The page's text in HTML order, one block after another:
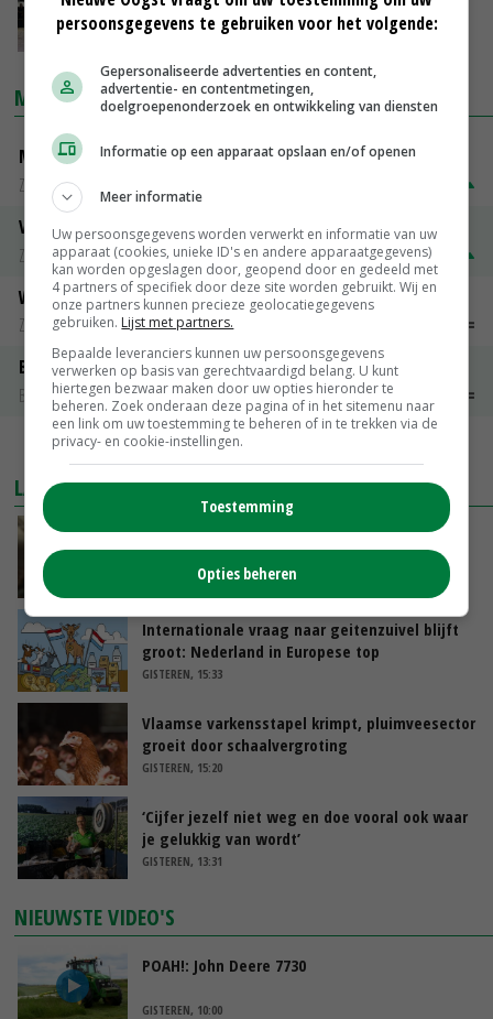
15-12-2020
MARKTPRIJZEN
Magere melkpoeder
Zuivel weekprijzen
Volle melkpoeder
Zuivel weekprijzen
€ 345,00 € 20,00
Weipoeder
Zuivel weekprijzen
Boeren Gouda 12 kg
Boerenkaas
€ 6,05
MEER MARKTPRIJZEN
LAATSTE NIEUWS
‘Samenwerking A-ware en Amalthea gaat
zorgen voor meer balans’
GISTEREN, 16:01
Internationale vraag naar geitenzuivel blijft
groot: Nederland in Europese top
GISTEREN, 15:33
Vlaamse varkensstapel krimpt, pluimveesector
groeit door schaalvergroting
GISTEREN, 15:20
‘Cijfer jezelf niet weg en doe vooral ook waar
je gelukkig van wordt’
GISTEREN, 13:31
NIEUWSTE VIDEO'S
POAH!: John Deere 7730
GISTEREN, 10:00
persoonsgegevens te gebruiken voor het volgende:
Gepersonaliseerde advertenties en content,
advertentie- en contentmetingen,
doelgroepenonderzoek en ontwikkeling van diensten
Informatie op een apparaat opslaan en/of openen
Meer informatie
Uw persoonsgegevens worden verwerkt en informatie van uw
apparaat (cookies, unieke ID's en andere apparaatgegevens)
kan worden opgeslagen door, geopend door en gedeeld met
4 partners of specifiek door deze site worden gebruikt. Wij en
onze partners kunnen precieze geolocatiegegevens
gebruiken. Lijst met partners.
Bepaalde leveranciers kunnen uw persoonsgegevens
verwerken op basis van gerechtvaardigd belang. U kunt
hiertegen bezwaar maken door uw opties hieronder te
beheren. Zoek onderaan deze pagina of in het sitemenu naar
een link om uw toestemming te beheren of in te trekken via de
privacy- en cookie-instellingen.
Toestemming
Opties beheren